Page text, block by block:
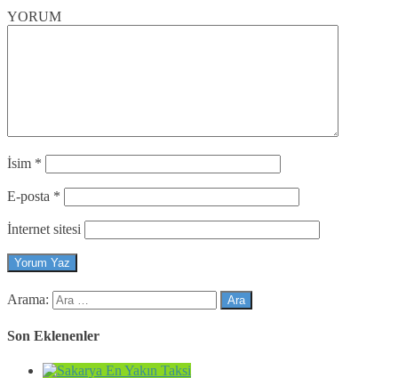
YORUM
İsim *
E-posta *
İnternet sitesi
Arama:
Son Eklenenler